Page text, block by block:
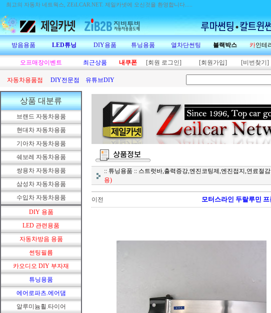
최고의 자동차 네트웍스, ZEiLCAR.NET. 제일카넷에 오신것을 환영합니다.....
방음용품 LED튜닝 DIY용품 튜닝용품 열차단썬팅 블랙박스 카인테
오프매장이벤트 최근상품 내쿠폰 [회원 로그인] [회원가입] [비번찾기]
자동차용품점 DIY전문점 유튜브DIY
상품 대분류
브랜드 자동차용품
현대차 자동차용품
기아차 자동차용품
쉐보레 자동차용품
쌍용차 자동차용품
삼성차 자동차용품
수입차 자동차용품
DIY 용품
LED 관련용품
자동차방음 용품
썬팅필름
카오디오 DIY 부자재
튜닝용품
에어로파츠.에어댐
알루미늄휠.타이어
:: 튜닝용품 :: 스트럿바,출력증강,엔진코팅제,엔진접지,연료절감
용)
이전 모터스라인 두랄루민